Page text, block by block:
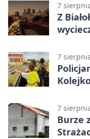
7
Z
7
7
Burze